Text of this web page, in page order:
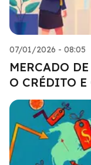
07/01/2026 - 08:05
MERCADO
O CRÉDITO